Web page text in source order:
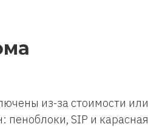
из-за стоимости или
пеноблоки, SIP и карасная